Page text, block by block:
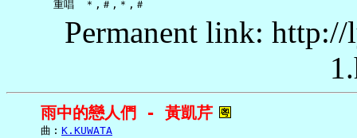
Permanent link:
雨中的戀人們 - 黃凱芹
     曲︰
K.KUWATA